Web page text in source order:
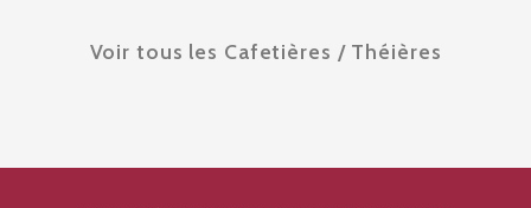
Voir tous les Cafetières / Théières